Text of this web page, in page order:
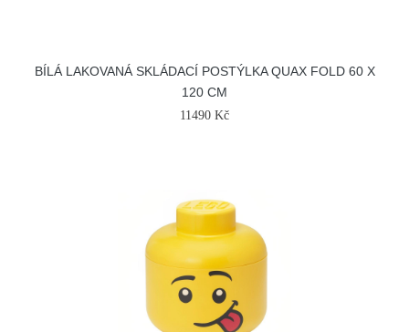
BÍLÁ LAKOVANÁ SKLÁDACÍ POSTÝLKA QUAX FOLD 60 X
120 CM
11490 Kč